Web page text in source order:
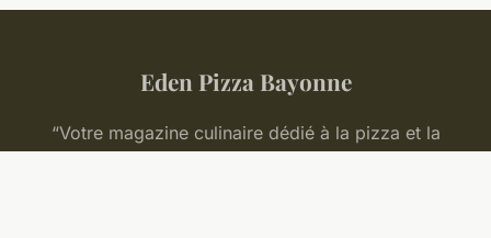
Eden Pizza Bayonne
“Votre magazine culinaire dédié à la pizza et la